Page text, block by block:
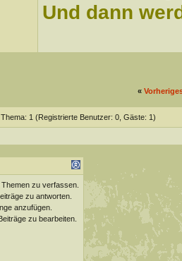
Und dann
«
1 (Registrierte Benutzer: 0, Gäste: 1)
zu verfassen.
zu antworten.
anzufügen.
zu bearbeiten.